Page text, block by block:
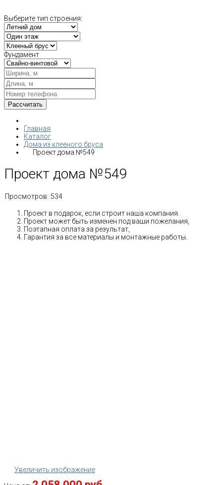
Выберите тип строения:
Фундамент
Главная
Каталог
Дома из клееного бруса
Проект дома №549
Проект дома №549
Просмотров: 534
Проект в подарок, если строит наша компания.
Проект может быть изменен под ваши пожелания,
Поэтапная оплата за результат,
Гарантия за все материалы и монтажные работы.
Увеличить изображение